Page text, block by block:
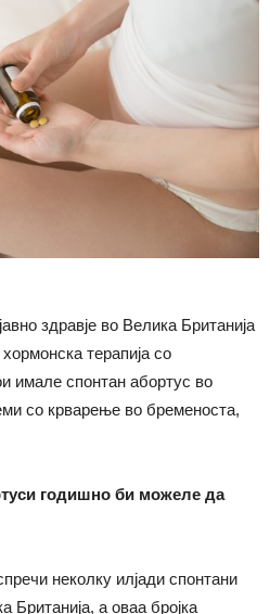
здравје во Велика Британија
терапија со
имале спонтан абортус во
со крварење во бременоста,
годишно би можеле да
неколку илјади спонтани
Британија, а оваа бројка